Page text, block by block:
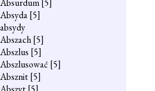
Absurdum[5]
Absyda[5]
absydy
Abszach[5]
Abszlus [5]
Abszlusować [5]
Absznit[5]